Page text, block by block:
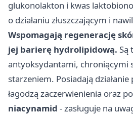
glukonolakton i kwas
o działaniu złuszczającym i
Wspomagają regenerację
jej barierę hydrolipidową. Są
antyoksydantami, chroniącymi
starzeniem. Posiadają
łagodzą zaczerwienienia oraz
niacynamid - zasługuje na